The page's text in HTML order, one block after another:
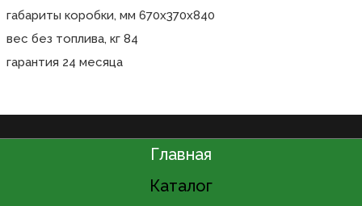
габариты коробки, мм 670х370х840
вес без топлива, кг 84
гарантия 24 месяца
Главная
Каталог